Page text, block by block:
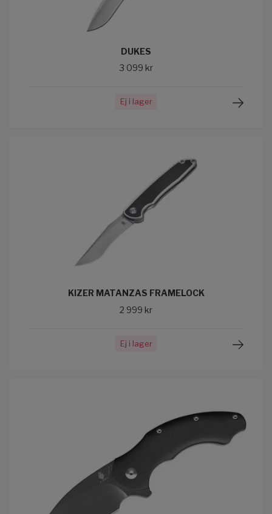
DUKES
3 099 kr
Ej i lager
KIZER MATANZAS FRAMELOCK
2 999 kr
Ej i lager